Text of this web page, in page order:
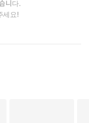
니다.
세요!